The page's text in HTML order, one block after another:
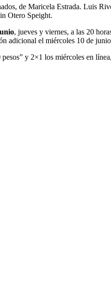
de Maricela Estrada. Luis
Otero Speight.
, jueves y viernes, a las 20
adicional el miércoles 10 de
y 2×1 los miércoles en